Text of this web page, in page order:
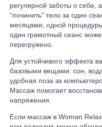
регулярной заботы о себе,
“починить” тело за один
месяцами, одной
один грамотный сеанс
перегружено.
Для устойчивого эффекта
базовыми вещами: сон,
удобная поза за
Массаж помогает
напряжения.
Если массаж в Woman